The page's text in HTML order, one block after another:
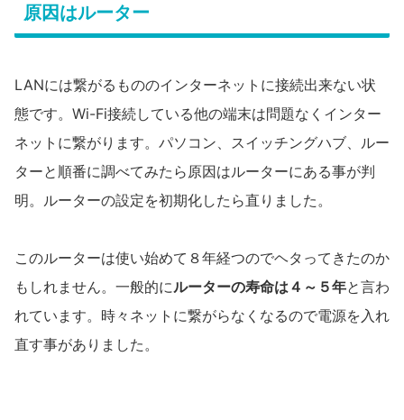
原因はルーター
LANには繋がるもののインターネットに接続出来ない状
態です。Wi-Fi接続している他の端末は問題なくインター
ネットに繋がります。パソコン、スイッチングハブ、ルー
ターと順番に調べてみたら原因はルーターにある事が判
明。ルーターの設定を初期化したら直りました。
このルーターは使い始めて８年経つのでヘタってきたのか
もしれません。一般的にルーターの寿命は４～５年と言わ
れています。時々ネットに繋がらなくなるので電源を入れ
直す事がありました。